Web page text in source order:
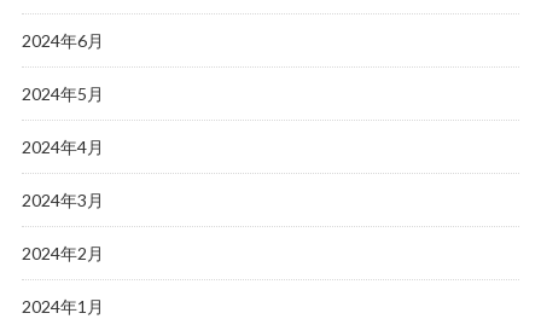
2024年6月
2024年5月
2024年4月
2024年3月
2024年2月
2024年1月